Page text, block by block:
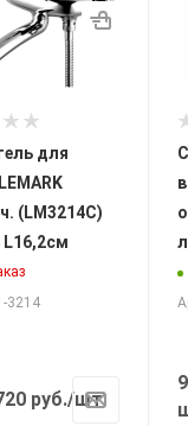
для
(LM3214C)
L16,2см
3214
руб./шт